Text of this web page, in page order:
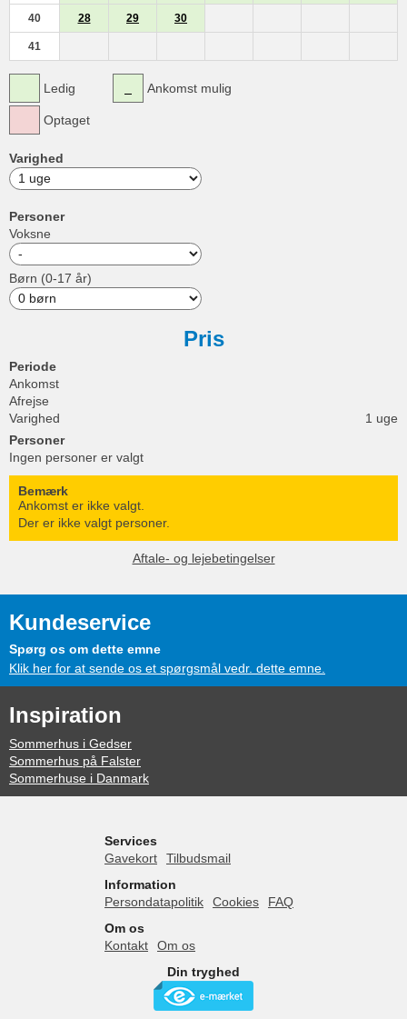
40 28 29 30
41
Ledig
Optaget
Ankomst mulig
Varighed
Personer
Voksne
Børn (0-17 år)
Pris
Periode
Ankomst
Afrejse
Varighed
1 uge
Personer
Ingen personer er valgt
Bemærk
Ankomst er ikke valgt.
Der er ikke valgt personer.
Aftale- og lejebetingelser
Kundeservice
Spørg os om dette emne
Klik her for at sende os et spørgsmål vedr. dette emne.
Inspiration
Sommerhus i Gedser
Sommerhus på Falster
Sommerhuse i Danmark
Services
Gavekort
Tilbudsmail
Information
Persondatapolitik
Cookies
FAQ
Om os
Kontakt
Om os
Din tryghed